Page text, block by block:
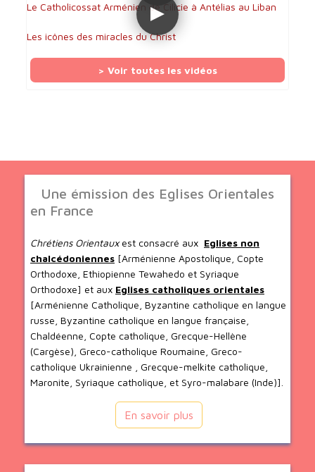
Le Catholicossat Arménien de Cilicie à Antélias au Liban
Les icônes des miracles du Christ
> Voir toutes les vidéos
Une émission des Eglises Orientales
en France
Chrétiens Orientauxest consacré aux Eglises non
chalcédoniennes [Arménienne Apostolique, Copte
Orthodoxe, Ethiopienne Tewahedo et Syriaque
Orthodoxe] et aux Eglises catholiques orientales
[Arménienne Catholique, Byzantine catholique en langue
russe, Byzantine catholique en langue française,
Chaldéenne, Copte catholique, Grecque-Hellène
(Cargèse), Greco-catholique Roumaine, Greco-
catholique Ukrainienne , Grecque-melkite catholique,
Maronite, Syriaque catholique, et Syro-malabare (Inde)].
En savoir plus